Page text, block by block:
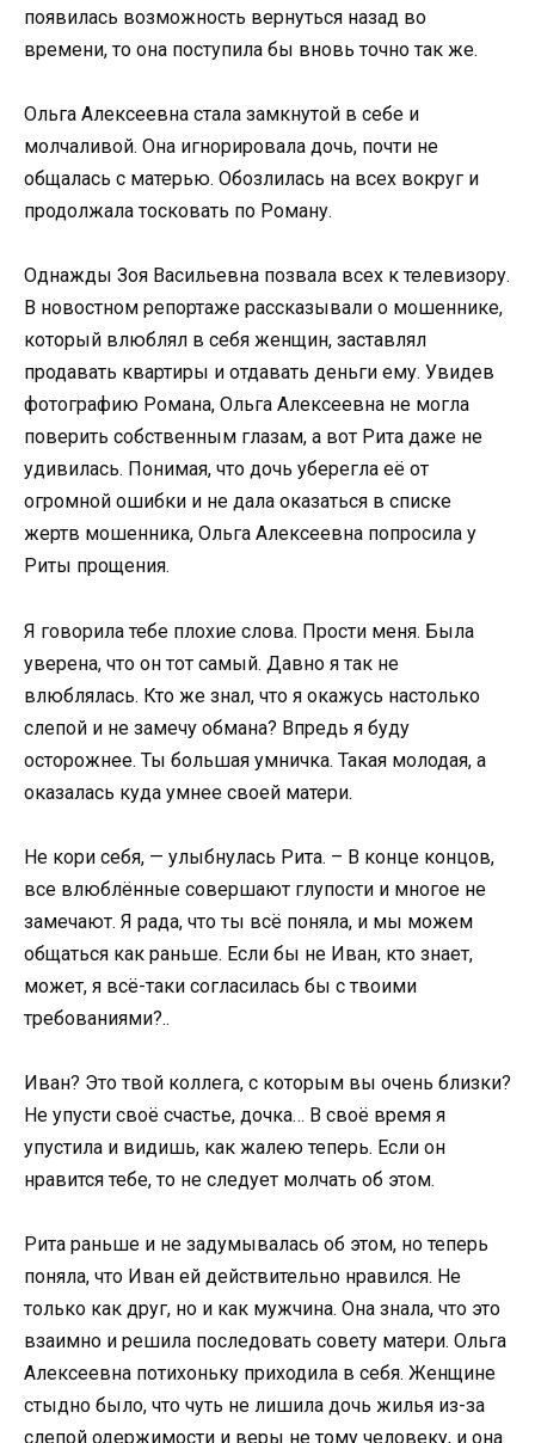
появилась возможность вернуться назад во
времени, то она поступила бы вновь точно так же.
Ольга Алексеевна стала замкнутой в себе и
молчаливой. Она игнорировала дочь, почти не
общалась с матерью. Обозлилась на всех вокруг и
продолжала тосковать по Роману.
Однажды Зоя Васильевна позвала всех к телевизору.
В новостном репортаже рассказывали о мошеннике,
который влюблял в себя женщин, заставлял
продавать квартиры и отдавать деньги ему. Увидев
фотографию Романа, Ольга Алексеевна не могла
поверить собственным глазам, а вот Рита даже не
удивилась. Понимая, что дочь уберегла её от
огромной ошибки и не дала оказаться в списке
жертв мошенника, Ольга Алексеевна попросила у
Риты прощения.
Я говорила тебе плохие слова. Прости меня. Была
уверена, что он тот самый. Давно я так не
влюблялась. Кто же знал, что я окажусь настолько
слепой и не замечу обмана? Впредь я буду
осторожнее. Ты большая умничка. Такая молодая, а
оказалась куда умнее своей матери.
Не кори себя, — улыбнулась Рита. – В конце концов,
все влюблённые совершают глупости и многое не
замечают. Я рада, что ты всё поняла, и мы можем
общаться как раньше. Если бы не Иван, кто знает,
может, я всё-таки согласилась бы с твоими
требованиями?..
Иван? Это твой коллега, с которым вы очень близки?
Не упусти своё счастье, дочка… В своё время я
упустила и видишь, как жалею теперь. Если он
нравится тебе, то не следует молчать об этом.
Рита раньше и не задумывалась об этом, но теперь
поняла, что Иван ей действительно нравился. Не
только как друг, но и как мужчина. Она знала, что это
взаимно и решила последовать совету матери. Ольга
Алексеевна потихоньку приходила в себя. Женщине
стыдно было, что чуть не лишила дочь жилья из-за
слепой одержимости и веры не тому человеку, и она